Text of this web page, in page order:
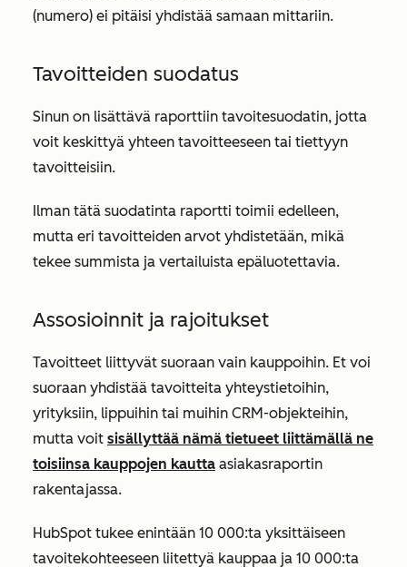
(numero) ei pitäisi yhdistää samaan mittariin.
Tavoitteiden suodatus
Sinun on lisättävä raporttiin tavoitesuodatin, jotta
voit keskittyä yhteen tavoitteeseen tai tiettyyn
tavoitteisiin.
Ilman tätä suodatinta raportti toimii edelleen,
mutta eri tavoitteiden arvot yhdistetään, mikä
tekee summista ja vertailuista epäluotettavia.
Assosioinnit ja rajoitukset
Tavoitteet liittyvät suoraan vain kauppoihin. Et voi
suoraan yhdistää tavoitteita yhteystietoihin,
yrityksiin, lippuihin tai muihin CRM-objekteihin,
mutta voit sisällyttää nämä tietueet liittämällä ne
toisiinsa kauppojen kautta asiakasraportin
rakentajassa.
HubSpot tukee enintään 10 000:ta yksittäiseen
tavoitekohteeseen liitettyä kauppaa ja 10 000:ta